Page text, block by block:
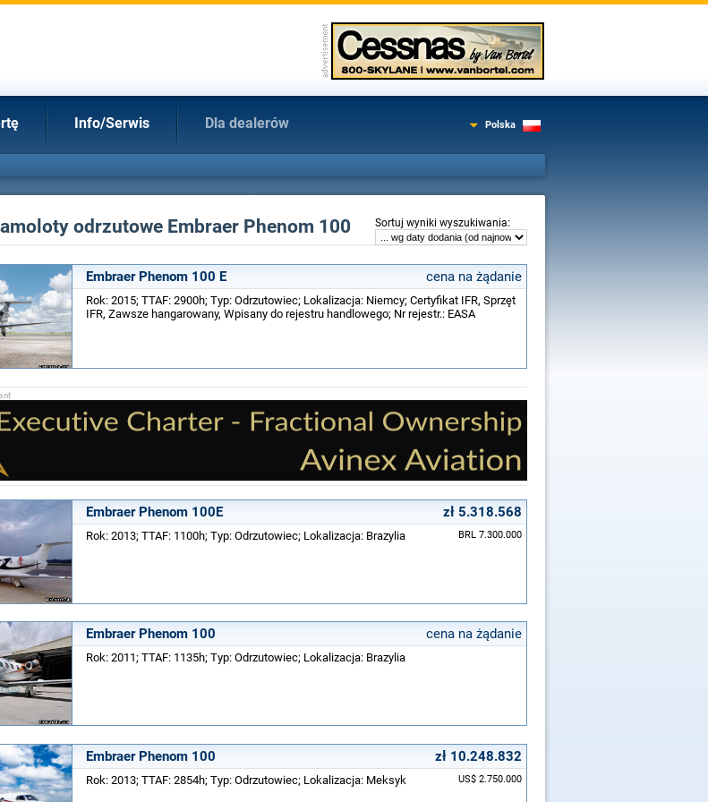
Info/Serwis Dla dealerów Polska
Sortuj wyniki wyszukiwania:
odrzutowe Embraer Phenom 100
Embraer Phenom 100 E cena na żądanie
Rok: 2015; TTAF: 2900h; Typ: Odrzutowiec; Lokalizacja: Niemcy; Certyfikat IFR, Sprzęt
IFR, Zawsze hangarowany, Wpisany do rejestru handlowego; Nr rejestr.: EASA
Embraer Phenom 100E zł 5.318.568
BRL 7.300.000
Rok: 2013; TTAF: 1100h; Typ: Odrzutowiec; Lokalizacja: Brazylia
Embraer Phenom 100 cena na żądanie
Rok: 2011; TTAF: 1135h; Typ: Odrzutowiec; Lokalizacja: Brazylia
Embraer Phenom 100 zł 10.248.832
US$ 2.750.000
Rok: 2013; TTAF: 2854h; Typ: Odrzutowiec; Lokalizacja: Meksyk